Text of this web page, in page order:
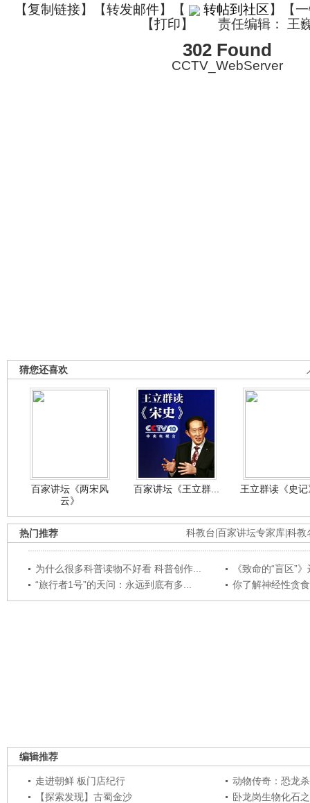
【复制链接】【转发邮件】 【 转帖到社区】【
【打印】 责任编辑： 王
302 Found
CCTV_WebServer
猜您还喜欢
百家讲坛《两宋风
云》
百家讲坛《王立群... 王立群读《史
科教台 百家讲坛专家库 科教
热门推荐
为什么很多科普读物不好看 科普创作...
《致命的“盲区”
“旅行者1号”的天问：永远到底有多...
你了解神经性贪
编辑推荐
走进朝鲜 板门店纪行
动物传奇：恐龙
【探索发现】古蜀金沙
卧龙岗生物化石